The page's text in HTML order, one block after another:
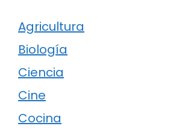
Agricultura
Biología
Ciencia
Cine
Cocina